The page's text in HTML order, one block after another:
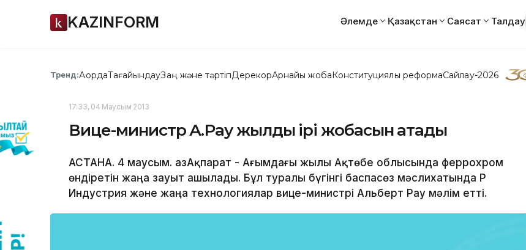
KAZINFORM Әлемде Қазақстан Саясат Талдау
Тренд:АқордаТағайындауЗаң және тәртіпДерекқорАрнайы жобаКонституциялық реформаСайлау-2026
17:33, 04 Маусым 2013
Вице-министр А.Рау жылдың ірі жобасын атады
АСТАНА. 4 маусым. ҚазАқпарат - Ағымдағы жылы Ақтөбе облысында феррохром
өндіретін жаңа зауыт ашылады. Бұл туралы бүгінгі баспасөз мәслихатында ҚР
Индустрия және жаңа технологиялар вице-министрі Альберт Рау мәлім етті.